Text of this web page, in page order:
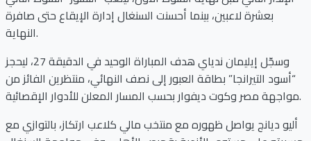
بعشرة لاعبين، بينما أحسنت السنغال إدارة الإيقاع حتى صافرة
النهاية.
وسجّل إيليمان ندياي هدف المباراة الوحيد في الدقيقة 27، ليحجز
“أسود التيرانجا” بطاقة العبور إلى نصف النهائي، منتظرين الفائز من
مواجهة مصر وكوت ديفوار بحسب المسار المعلن للأدوار الإقصائية.
أليو ديانج يواصل ظهوره مع منتخب مالي كلاعب ارتكاز، بالتوازي مع